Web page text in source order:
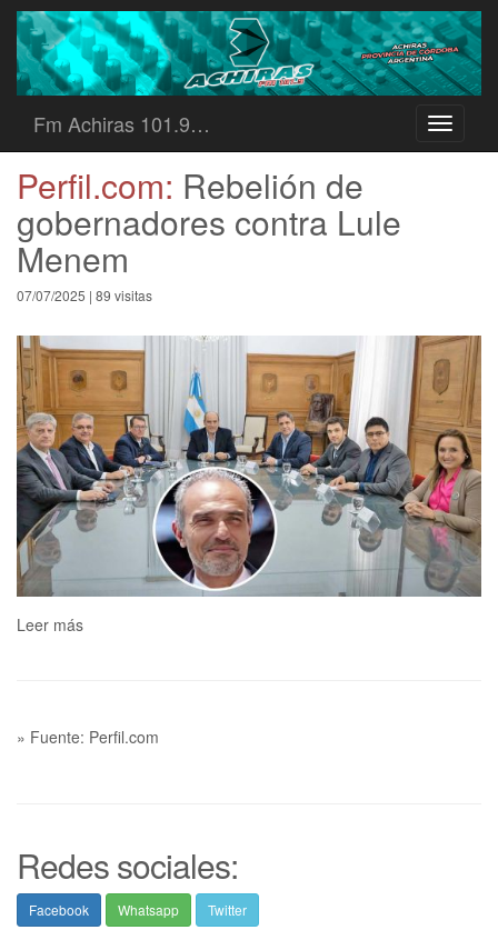
Toggle
Fm Achiras 101.9…
Perfil.com: Rebelión de
gobernadores contra Lule
Menem
07/07/2025 | 89 visitas
Leer más
» Fuente: Perfil.com
Redes sociales:
Facebook Whatsapp Twitter